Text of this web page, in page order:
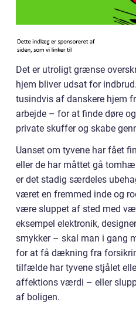
Det er utroligt grænse
hjem bliver udsat for
tusindvis af danskere hjem
arbejde – for at finde døre
private skuffer og skabe
Uanset om tyvene har fået
eller de har måttet gå
er det stadig særdeles
været en fremmed inde og
være sluppet af sted med
eksempel elektronik,
smykker – skal man i gang
for at få dækning fra
tilfælde har tyvene stjålet
affektions værdi – eller
af boligen.